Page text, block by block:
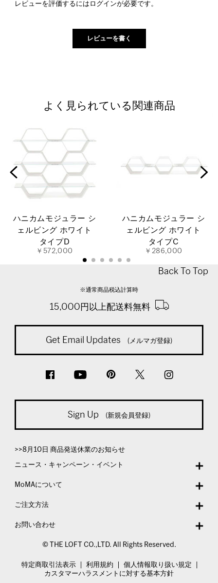
レビューを評価するには ログインが必要です。
よく見られている関連商品
ハニカムモジュラー シ
ェルビング ホワイト
タイプD
￥572,000
ハニカムモジュラー シ
ェルビング ホワイト
タイプC
￥286,000
Back To Top
※通常商品税込計算時
15,000円以上配送料無料
Get Email Updates (メルマガ登録)
Sign Up (新規会員登録)
>>8月10日 商品発送休業のお知らせ
ニュース・キャンペーン・イベント
MoMAについて
ご注文方法
お問い合わせ
© THE LOFT CO.,LTD. All Rights Reserved.
特定商取引法表示 利用規約
個人情報取り扱い規定
カスタマーハラスメントに対する基本方針